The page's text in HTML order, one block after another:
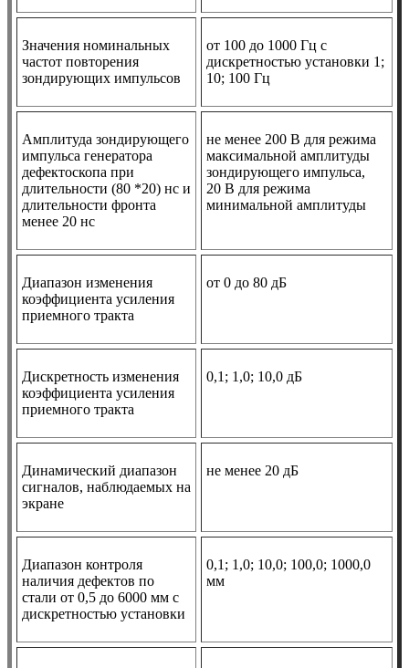
Значения номинальных
частот повторения
зондирующих импульсов
от 100 до 1000 Гц с
дискретностью установки 1;
10; 100 Гц
Амплитуда зондирующего
импульса генератора
дефектоскопа при
длительности (80 *20) нс и
длительности фронта
менее 20 нс
не менее 200 В для режима
максимальной амплитуды
зондирующего импульса,
20 В для режима
минимальной амплитуды
Диапазон изменения
коэффициента усиления
приемного тракта
от 0 до 80 дБ
Дискретность изменения
коэффициента усиления
приемного тракта
0,1; 1,0; 10,0 дБ
Динамический диапазон
сигналов, наблюдаемых на
экране
не менее 20 дБ
Диапазон контроля
наличия дефектов по
стали от 0,5 до 6000 мм с
дискретностью установки
0,1; 1,0; 10,0; 100,0; 1000,0
мм